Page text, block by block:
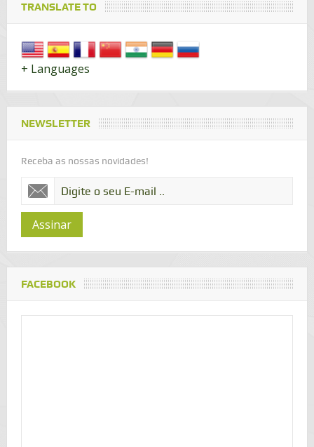
TRANSLATE TO
+ Languages
NEWSLETTER
Receba as nossas novidades!
Assinar
FACEBOOK